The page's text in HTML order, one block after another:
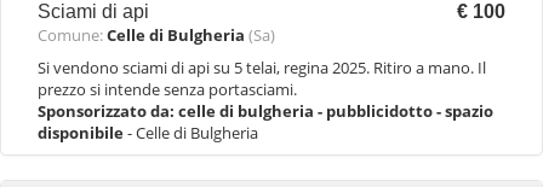
Sciami di api € 100
Comune:Celle di Bulgheria (Sa)
Si vendono sciami di api su 5 telai, regina 2025. Ritiro a mano. Il
prezzo si intende senza portasciami.
Sponsorizzato da: celle di bulgheria - pubblicidotto - spazio
disponibile- Celle di Bulgheria